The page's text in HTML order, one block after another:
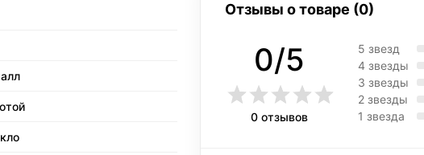
Отзывы о товаре (0)
0/5
0 отзывов
5 звезд
4 звезды
3 звезды
2 звезды
1 звезда